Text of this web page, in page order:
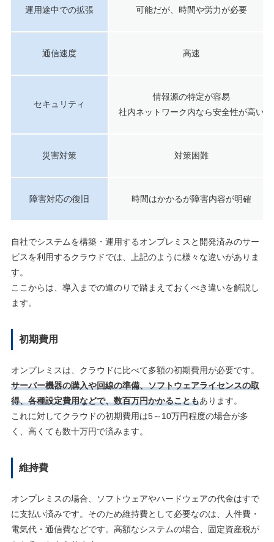
運用途中での拡張 可能だが、時間や労力が必要
通信速度 高速
セキュリティ
情報源の特定が容易
社内ネットワーク内なら安全性が高い
災害対策 対策困難
障害対応の復旧 時間はかかるが障害内容が明確
自社でシステムを構築・運用するオンプレミスと開発済みのサー
ビスを利用するクラウドでは、上記のように様々な違いがありま
す。
ここからは、導入までの道のりで踏まえておくべき違いを解説し
ます。
初期費用
オンプレミスは、クラウドに比べて多額の初期費用が必要です。
サーバー機器の購入や回線の準備、ソフトウェアライセンスの取
得、各種設定費用などで、数百万円かかることもあります。
これに対してクラウドの初期費用は5～10万円程度の場合が多
く、高くても数十万円で済みます。
維持費
オンプレミスの場合、ソフトウェアやハードウェアの代金はすで
に支払い済みです。そのため維持費として必要なのは、人件費・
電気代・通信費などです。高額なシステムの場合、固定資産税が